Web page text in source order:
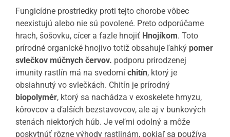
Fungicídne prostriedky proti tejto chorobe vôbec
neexistujú alebo nie sú povolené. Preto odporúčame
hrach, šošovku, cícer a fazle hnojiť Hnojíkom. Toto
prírodné organické hnojivo totiž obsahuje ľahký pomer
svlečkov múčnych červov. podporu prirodzenej
imunity rastlín má na svedomí chitín, ktorý je
obsiahnutý vo svlečkách. Chitín je prírodný
biopolymér, ktorý sa nachádza v exoskelete hmyzu,
kôrovcov a ďalších bezstavovcov, ale aj v bunkových
stenách niektorých húb. Je veľmi odolný a môže
poskytnúť rôzne výhody rastlinám, pokiaľ sa používa